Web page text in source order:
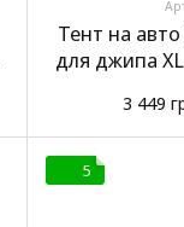
Тент на
для джипа
3 449
5